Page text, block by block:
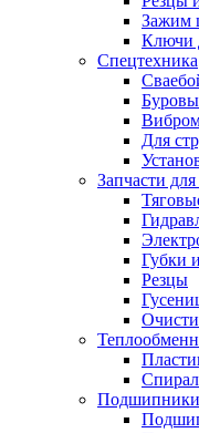
Зажим
Ключи
Спецтехника
Для
Запчасти
Губки
Резцы
Подшипники